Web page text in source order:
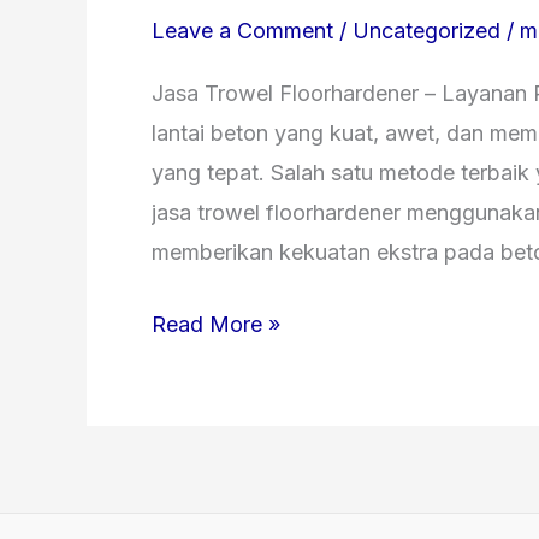
Leave a Comment / Uncategorized /
Jasa Trowel Floorhardener –
lantai beton yang kuat, awet, dan
yang tepat. Salah satu metode
jasa trowel floorhardener
memberikan kekuatan ekstra pada
August
2026
Read More »